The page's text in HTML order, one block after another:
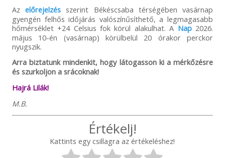
Azelőrejelzés szerint Békéscsaba térségében vasárnap
gyengén felhős időjárás valószínűsíthető, a legmagasabb
hőmérséklet +24 Celsius fok körül alakulhat. A Nap2026.
május 10-én (vasárnap) körülbelül 20 órakor perckor
nyugszik.
Arra biztatunk mindenkit, hogy látogasson ki a mérkőzésre
és szurkoljon a srácoknak!
Hajrá Lilák!
M.B.
Értékelj!
Kattints egy csillagra az értékeléshez!